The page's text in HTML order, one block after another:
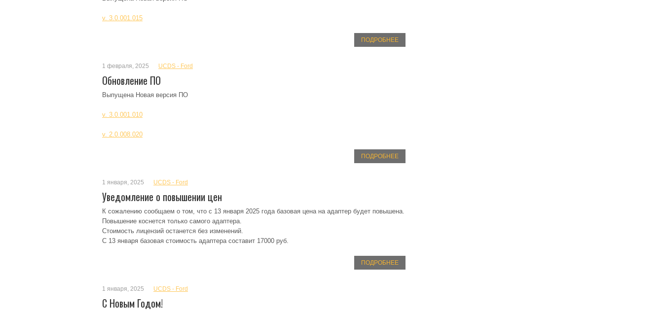
v. 3.0.001.015
ПОДРОБНЕЕ
1 февраля, 2025 UCDS - Ford
Обновление ПО
Выпущена Новая версия ПО
v. 3.0.001.010
v. 2.0.008.020
ПОДРОБНЕЕ
1 января, 2025 UCDS - Ford
Уведомление о повышении цен
К сожалению сообщаем о том, что с 13 января 2025 года базовая цена на адаптер будет повышена.
Повышение коснется только самого адаптера.
Стоимость лицензий останется без изменений.
С 13 января базовая стоимость адаптера составит 17000 руб.
ПОДРОБНЕЕ
1 января, 2025 UCDS - Ford
С Новым Годом!